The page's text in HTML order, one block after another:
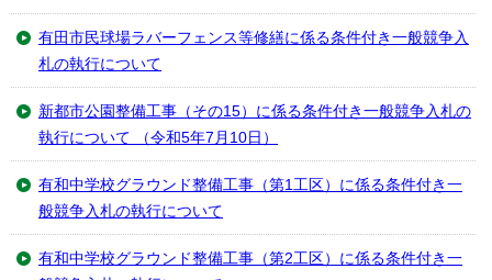
有田市民球場ラバーフェンス等修繕に係る条件付き一般競争入
札の執行について
新都市公園整備工事（その15）に係る条件付き一般競争入札の
執行について （令和5年7月10日）
有和中学校グラウンド整備工事（第1工区）に係る条件付き一
般競争入札の執行について
有和中学校グラウンド整備工事（第2工区）に係る条件付き一